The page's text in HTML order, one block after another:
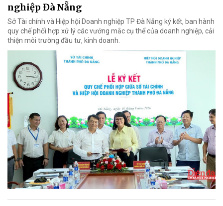
nghiệp Đà Nẵng
Sở Tài chính và Hiệp hội Doanh nghiệp TP Đà Nẵng ký kết, ban hành
quy chế phối hợp xử lý các vướng mắc cụ thể của doanh nghiệp, cải
thiện môi trường đầu tư, kinh doanh.